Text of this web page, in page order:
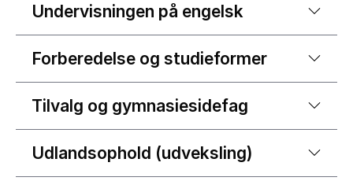
Undervisningen på engelsk
Forberedelse og studieformer
Tilvalg og gymnasiesidefag
Udlandsophold (udveksling)